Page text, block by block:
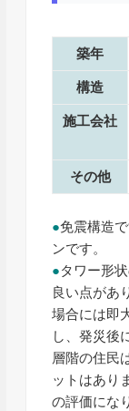
築年
構造
施工会社
その他
●免震構造
ンです。
●タワー形
良い点があ
場合には即
し、発災後
層階の住民
ットはあり
の評価にな